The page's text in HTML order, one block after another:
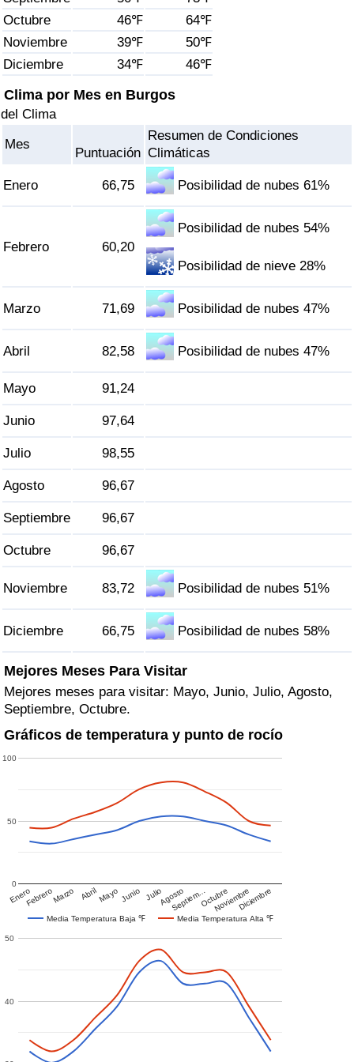
Octubre
46℉
64℉
Noviembre
39℉
50℉
Diciembre
34℉ 46℉
Clima por Mes en Burgos
del Clima
Mes
Puntuación
Resumen de Condiciones
Climáticas
Enero 66,75 Posibilidad de nubes 61%
Febrero 60,20
Posibilidad de nubes 54%
Posibilidad de nieve 28%
Marzo 71,69 Posibilidad de nubes 47%
Abril 82,58 Posibilidad de nubes 47%
Mayo 91,24
Junio 97,64
Julio 98,55
Agosto 96,67
Septiembre 96,67
Octubre 96,67
Noviembre 83,72 Posibilidad de nubes 51%
Diciembre 66,75 Posibilidad de nubes 58%
Mejores Meses Para Visitar
Mejores meses para visitar: Mayo, Junio, Julio, Agosto,
Septiembre, Octubre.
Gráficos de temperatura y punto de rocío
Media Temperatura Baja ℉ Media Temperatura Alta ℉
EneroFebreroMarzo AbrilMayo Junio JulioAgosto
Septiem…OctubreNoviembreDiciembre
0
50
100
40
50
Índice de criminalidad por país
Sanidad
Índice de Sanidad (Actual)
Índice de Sanidad por País
Índice de Contaminación (Actual)
Índice de contaminación
Índice de Contaminación por País
Índice de Tráfico (Actual)
Índice de Tráfico por País